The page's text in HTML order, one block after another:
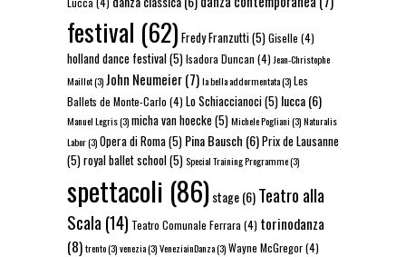
festival (62) Fredy Franzutti(5)Giselle (4)
holland dance festival(5)Isadora Duncan (4) Jean-Christophe
Maillot(3)John Neumeier(7)la bella addormentata(3)Les
Ballets de Monte-Carlo (4) Lo Schiaccianoci(5) lucca(6)
Manuel Legris(3)micha van hoecke(5)Michele Pogliani(3)Naturalis
Labor(3)Opera di Roma(5) Pina Bausch (6)Prix de Lausanne
(5)royal ballet school(5)Special Training Programme(3)
spettacoli (86)stage(6)Teatro alla
Scala (14) Teatro Comunale Ferrara (4) torinodanza
(8)trento(3)venezia(3)VeneziainDanza(3)Wayne McGregor(4)